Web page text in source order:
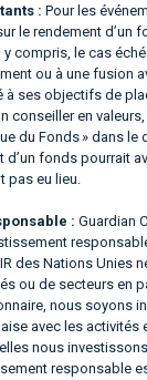
: Pour les
le rendement d’un
y compris, le cas
ou à une fusion
à ses objectifs de
conseiller en
du Fonds » dans
d’un fonds pourrait
pas eu lieu.
: Guardian
des Nations Unies
ou de secteurs en
nous soyons
avec les activités
nous
responsable